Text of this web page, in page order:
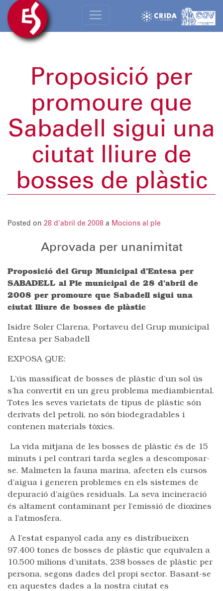
Proposició per
promoure que
Sabadell sigui una
ciutat lliure de
bosses de plàstic
Posted on 28 d'abril de 2008 a Mocions al ple
Aprovada per unanimitat
Proposició del Grup Municipal d’Entesa per
SABADELL al Ple municipal de 28 d’abril de
2008 per promoure que Sabadell sigui una
ciutat lliure de bosses de plàstic
Isidre Soler Clarena, Portaveu del Grup municipal
Entesa per Sabadell
EXPOSA QUE:
L’ús massificat de bosses de plàstic d’un sol ús
s’ha convertit en un greu problema mediambiental.
Totes les seves varietats de tipus de plàstic són
derivats del petroli, no són biodegradables i
contenen materials tòxics.
La vida mitjana de les bosses de plàstic és de 15
minuts i pel contrari tarda segles a descomposar-
se. Malmeten la fauna marina, afecten els cursos
d’aigua i generen problemes en els sistemes de
depuració d’aigües residuals. La seva incineració
és altament contaminant per l’emissió de dioxines
a l’atmosfera.
A l’estat espanyol cada any es distribueixen
97.400 tones de bosses de plàstic que equivalen a
10.500 milions d’unitats, 238 bosses de plàstic per
persona, segons dades del propi sector. Basant-se
en aquestes dades a la nostra ciutat es